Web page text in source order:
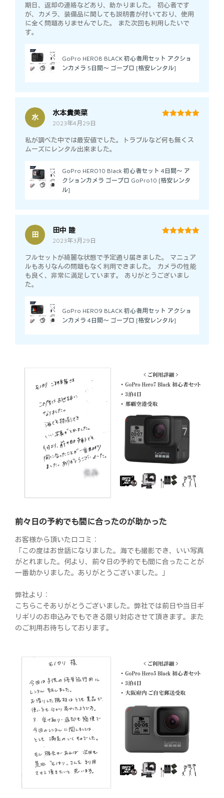
期日、返却の連絡などあり、助かりました。 初心者です
が、カメラ、装備品に関しても説明書が付いており、使用
に全く問題ありませんでした。 また次回も利用したいで
す。
GoPro HERO8 BLACK 初心者用セット アクショ
ンカメラ 5日間～ ゴープロ [格安レンタル]
水
水本貴美菜
2023年4月29日
私が調べた中では最安値でした。トラブルなど何も無くス
ムーズにレンタル出来ました。
GoPro HERO10 Black 初心者セット 4日間～ ア
クションカメラ ゴープロ GoPro10 [格安レンタ
ル]
田
田中 睦
2023年3月29日
フルセットが綺麗な状態で予定通り届きました。 マニュア
ルもありなんの問題もなく利用できました。 カメラの性能
も良く、非常に満足しています。 ありがとうございまし
た。
GoPro HERO9 BLACK 初心者用セット アクショ
ンカメラ 4日間～ ゴープロ [格安レンタル]
前々日の予約でも間に合ったのが助かった
お客様から頂いた口コミ：
「この度はお世話になりました。海でも撮影でき、いい写真
がとれました。何より、前々日の予約でも間に合ったことが
一番助かりました。ありがとうございました。」
弊社より：
こちらこそありがとうございました。弊社では前日や当日ギ
リギリのお申込みでもできる限り対応させて頂きます。また
のご利用お待ちしております。